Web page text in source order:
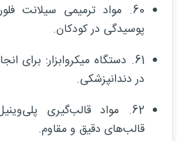
60. مواد ترمیمی سیلانت
پوسیدگی در کودکان.
61. دستگاه میکروابزار: برای
در دندانپزشکی.
62. مواد قالب‌گیری
قالب‌های دقیق و مقاوم.